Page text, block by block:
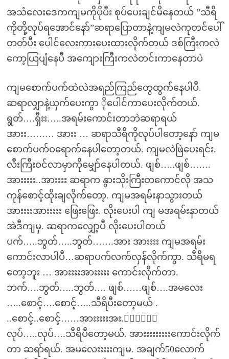
အသံလေးဒေကကျမကိုပိုပီး စုပ်ပေးချင်မိနေတယ် ”သီရိ
ကိုတို့လုပ်ရအောင်နော်”ဆရာပြောတာနဲ့ကျမလဲကုတင်ပေါ်
တတ်ပီး ပေါင်လေးကားပေးထားလိုက်တယ် ဒစ်ကြီးကလဲ
ကော့ယြပျံနေပီ အကျေားကြီးကလဲတင်းကာနေတာပဲ
ကျမစောက်ပက်ထဲလဲအရည်ကြည်တွေထွက်နေပါပီ.
ဆရာလျှာနဲ့ယှက်ပေးကွာ ိုပေါင်ကာပေးလိုက်တယ်.
ရွတ်….ရှီးး…..အရမ်းကောင်းတာဘဲဆရာရယ်
အားး……… အားး … ဆရာသီရိကိုလုပ်ပါတော့နော် ကျမ
စောက်ပက်ဝရောက်နေပါတော့တယ်. ကျမလဲဖြဲပေးရင်း.
လီးကြီးဝင်လာမှာကိုမျှော်နေပါတယ်. ဖျစ်…..ဖျစ်…….
အားးးးး..အားးးး ဆရာက နွားသိုးကြီးတကောင်လို အသ
ကုန်စောင့်ထိုးချလိုက်တော့. ကျမအရမ်းနာသွားတယ်
အားးးးအားးးးး ဖြေးဖြေး. လိုးပေးပါ ကျ မအရမ်းနာတယ်
အဲဒီကျမှ. ဆရာကလျှော့ပီ လိုးပေးပါတယ်
ပက်…..ဘွတ်…..ဘွတ်…….အား အားးးး ကျမအရမ်း
ကောင်းလာပါပီ…ဆရာပက်လက်လှန်လိုက်ကွာ. သီရိမရ
တော့ဘူး … အားးးးအားးးးး ကောင်းလိုက်တာ.
ဘက်….ဘွတ်…..ဘွတ်…. ဖျစ်……ဖျစ်….အမလေး
…..စောင့်….စောင့်…..သီရိပီးတော့မယ် .
..စောင့်..စောင့်……အားးးးးအး.းးးးးး
လုပ်…..လုပ်….သီရိပီတော့မယ်. အားးးးးးးးးကောင်းလိုက်
တာ ဆရာ်ရယ်. အမလေးးးးးကျမ. အချက်50လောက်